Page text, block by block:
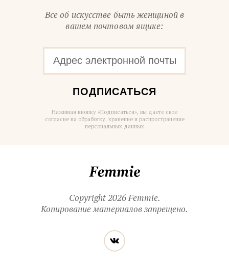
Все об искусстве быть женщиной в
вашем почтовом ящике:
ПОДПИСАТЬСЯ
Нажимая кнопку «Подписаться», вы даете свое
согласие на обработку, хранение и распространение
персональных данных
Copyright 2026 Femmie.
Копирование материалов запрещено.
Читайте
нас
в социальных